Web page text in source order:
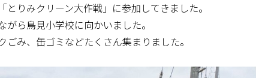
りみクリーン大作戦」に参加してきました。
ら鳥見小学校に向かいました。
み、缶ゴミなどたくさん集まりました。